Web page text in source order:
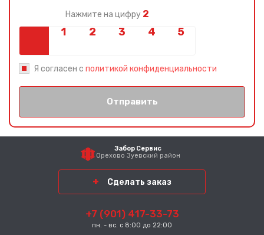
Нажмите на цифру 2
Я согласен с политикой конфиденциальности
Отправить
Забор Сервис
Орехово Зуевский район
Сделать заказ
+7 (901) 417-33-73
пн. - вс. с 8:00 до 22:00